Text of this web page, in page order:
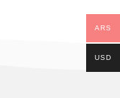
ARS
USD